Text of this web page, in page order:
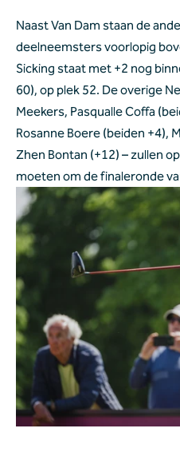
Naast Van Dam staan de
deelneemsters voorlopig
Sicking staat met +2 nog
60), op plek 52. De overige
Meekers, Pasqualle Coffa
Rosanne Boere (beiden +4),
Zhen Bontan (+12) – zullen
moeten om de finaleronde